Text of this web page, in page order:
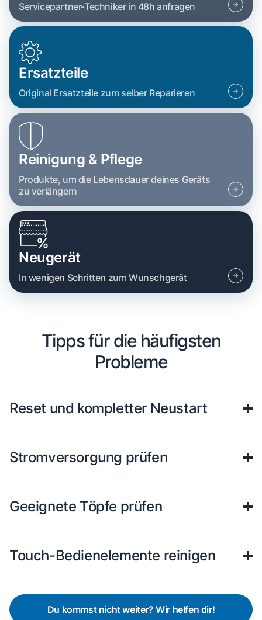
Servicepartner-Techniker in 48h anfragen
Ersatzteile
Original Ersatzteile zum selber Reparieren
Reinigung & Pflege
Produkte, um die Lebensdauer deines Geräts
zu verlängern
Neugerät
In wenigen Schritten zum Wunschgerät
Tipps für die häufigsten
Probleme
Reset und kompletter Neustart
Stromversorgung prüfen
Geeignete Töpfe prüfen
Touch-Bedienelemente reinigen
Du kommst nicht weiter? Wir helfen dir!